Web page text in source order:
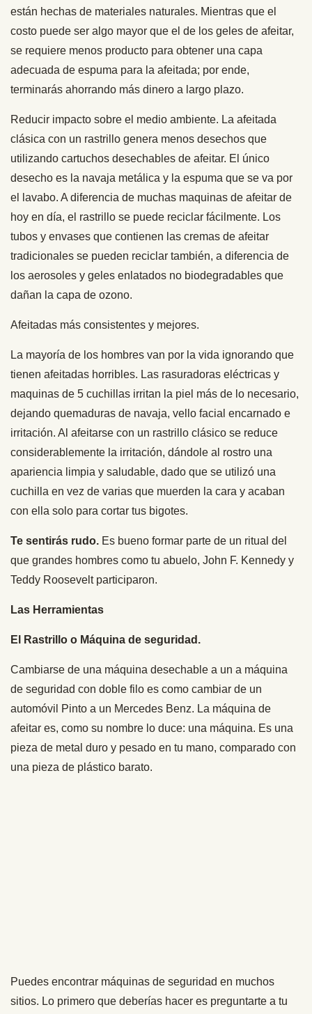
están hechas de materiales naturales. Mientras que el
costo puede ser algo mayor que el de los geles de afeitar,
se requiere menos producto para obtener una capa
adecuada de espuma para la afeitada; por ende,
terminarás ahorrando más dinero a largo plazo.
Reducir impacto sobre el medio ambiente. La afeitada
clásica con un rastrillo genera menos desechos que
utilizando cartuchos desechables de afeitar. El único
desecho es la navaja metálica y la espuma que se va por
el lavabo. A diferencia de muchas maquinas de afeitar de
hoy en día, el rastrillo se puede reciclar fácilmente. Los
tubos y envases que contienen las cremas de afeitar
tradicionales se pueden reciclar también, a diferencia de
los aerosoles y geles enlatados no biodegradables que
dañan la capa de ozono.
Afeitadas más consistentes y mejores.
La mayoría de los hombres van por la vida ignorando que
tienen afeitadas horribles. Las rasuradoras eléctricas y
maquinas de 5 cuchillas irritan la piel más de lo necesario,
dejando quemaduras de navaja, vello facial encarnado e
irritación. Al afeitarse con un rastrillo clásico se reduce
considerablemente la irritación, dándole al rostro una
apariencia limpia y saludable, dado que se utilizó una
cuchilla en vez de varias que muerden la cara y acaban
con ella solo para cortar tus bigotes.
Te sentirás rudo. Es bueno formar parte de un ritual del
que grandes hombres como tu abuelo, John F. Kennedy y
Teddy Roosevelt participaron.
Las Herramientas
El Rastrillo o Máquina de seguridad.
Cambiarse de una máquina desechable a un a máquina
de seguridad con doble filo es como cambiar de un
automóvil Pinto a un Mercedes Benz. La máquina de
afeitar es, como su nombre lo duce: una máquina. Es una
pieza de metal duro y pesado en tu mano, comparado con
una pieza de plástico barato.
Puedes encontrar máquinas de seguridad en muchos
sitios. Lo primero que deberías hacer es preguntarte a tu